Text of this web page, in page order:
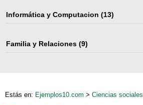
Informática y Computacion (13)
Familia y Relaciones (9)
Estás en: Ejemplos10.com > Ciencias sociales